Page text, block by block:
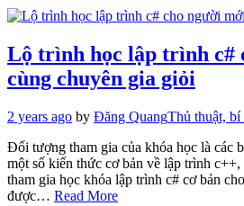
Lộ trình học lập trình c#
cùng chuyên gia giỏi
2 years ago by Đăng QuangThủ thuật,
Đối tượng tham gia của khóa học là các
một số kiến thức cơ bản về lập trình
tham gia học khóa lập trình c# cơ bản
được… Read More